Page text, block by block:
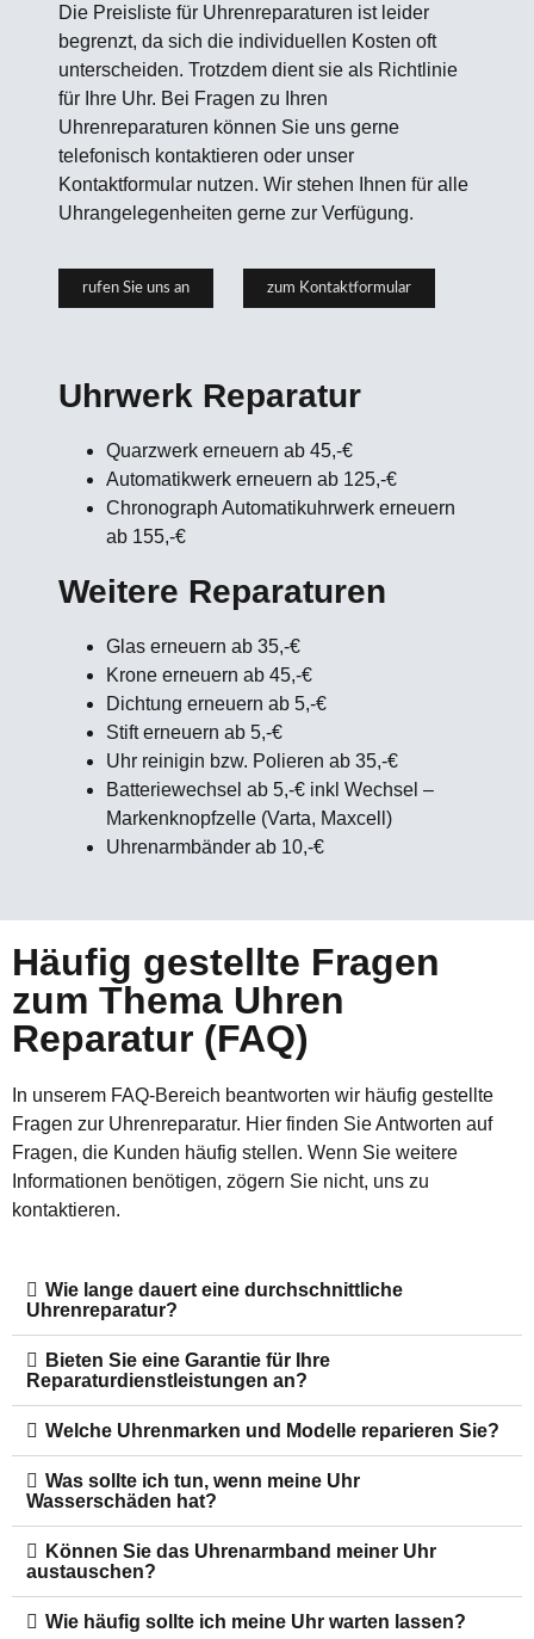
Die Preisliste für Uhrenreparaturen ist leider
begrenzt, da sich die individuellen Kosten oft
unterscheiden. Trotzdem dient sie als Richtlinie
für Ihre Uhr. Bei Fragen zu Ihren
Uhrenreparaturen können Sie uns gerne
telefonisch kontaktieren oder unser
Kontaktformular nutzen. Wir stehen Ihnen für alle
Uhrangelegenheiten gerne zur Verfügung.
rufen Sie uns an zum Kontaktformular
Uhrwerk Reparatur
Quarzwerk erneuern ab 45,-€
Automatikwerk erneuern ab 125,-€
Chronograph Automatikuhrwerk erneuern
ab 155,-€
Weitere Reparaturen
Glas erneuern ab 35,-€
Krone erneuern ab 45,-€
Dichtung erneuern ab 5,-€
Stift erneuern ab 5,-€
Uhr reinigin bzw. Polieren ab 35,-€
Batteriewechsel ab 5,-€ inkl Wechsel –
Markenknopfzelle (Varta, Maxcell)
Uhrenarmbänder ab 10,-€
Häufig gestellte Fragen
zum Thema Uhren
Reparatur (FAQ)
In unserem FAQ-Bereich beantworten wir häufig gestellte
Fragen zur Uhrenreparatur. Hier finden Sie Antworten auf
Fragen, die Kunden häufig stellen. Wenn Sie weitere
Informationen benötigen, zögern Sie nicht, uns zu
kontaktieren.
Wie lange dauert eine durchschnittliche
Uhrenreparatur?
Bieten Sie eine Garantie für Ihre
Reparaturdienstleistungen an?
Welche Uhrenmarken und Modelle reparieren Sie?
Was sollte ich tun, wenn meine Uhr
Wasserschäden hat?
Können Sie das Uhrenarmband meiner Uhr
austauschen?
Wie häufig sollte ich meine Uhr warten lassen?